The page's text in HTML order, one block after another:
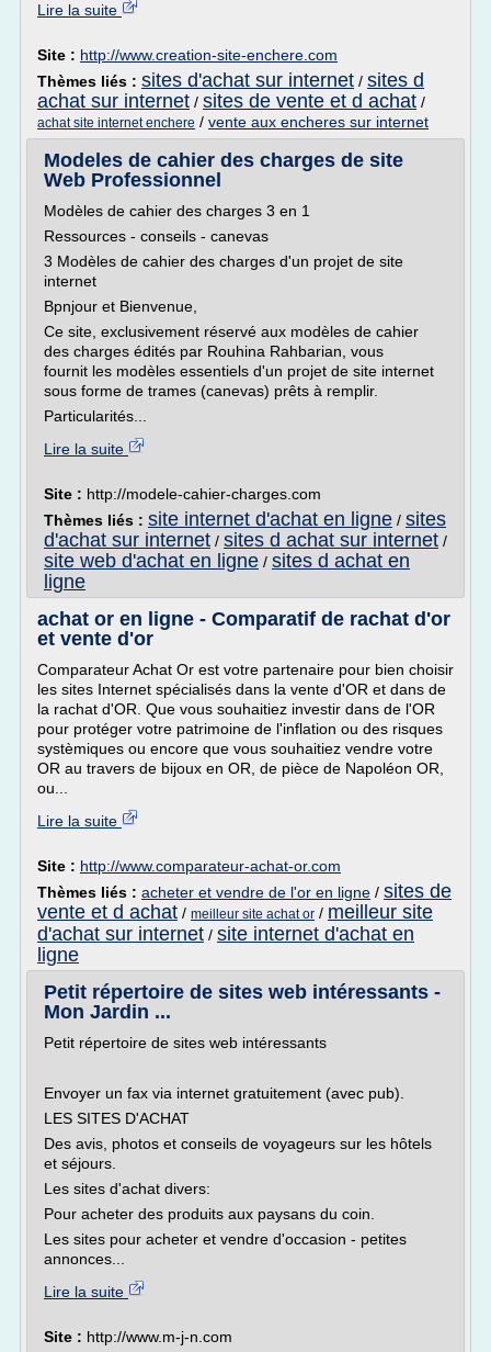
Lire la suite
Site : http://www.creation-site-enchere.com
Thèmes liés : sites d'achat sur internet / sites d
achat sur internet / sites de vente et d achat /
achat site internet enchere / vente aux encheres sur internet
Modeles de cahier des charges de site
Web Professionnel
Modèles de cahier des charges 3 en 1
Ressources - conseils - canevas
3 Modèles de cahier des charges d'un projet de site
internet
Bpnjour et Bienvenue,
Ce site, exclusivement réservé aux modèles de cahier
des charges édités par Rouhina Rahbarian, vous
fournit les modèles essentiels d'un projet de site internet
sous forme de trames (canevas) prêts à remplir.
Particularités...
Lire la suite
Site : http://modele-cahier-charges.com
Thèmes liés : site internet d'achat en ligne / sites
d'achat sur internet / sites d achat sur internet /
site web d'achat en ligne / sites d achat en
ligne
achat or en ligne - Comparatif de rachat d'or
et vente d'or
Comparateur Achat Or est votre partenaire pour bien choisir
les sites Internet spécialisés dans la vente d'OR et dans de
la rachat d'OR. Que vous souhaitiez investir dans de l'OR
pour protéger votre patrimoine de l'inflation ou des risques
systèmiques ou encore que vous souhaitiez vendre votre
OR au travers de bijoux en OR, de pièce de Napoléon OR,
ou...
Lire la suite
Site : http://www.comparateur-achat-or.com
Thèmes liés : acheter et vendre de l'or en ligne / sites de
vente et d achat / meilleur site achat or / meilleur site
d'achat sur internet / site internet d'achat en
ligne
Petit répertoire de sites web intéressants -
Mon Jardin ...
Petit répertoire de sites web intéressants
Envoyer un fax via internet gratuitement (avec pub).
LES SITES D'ACHAT
Des avis, photos et conseils de voyageurs sur les hôtels
et séjours.
Les sites d'achat divers:
Pour acheter des produits aux paysans du coin.
Les sites pour acheter et vendre d'occasion - petites
annonces...
Lire la suite
Site : http://www.m-j-n.com